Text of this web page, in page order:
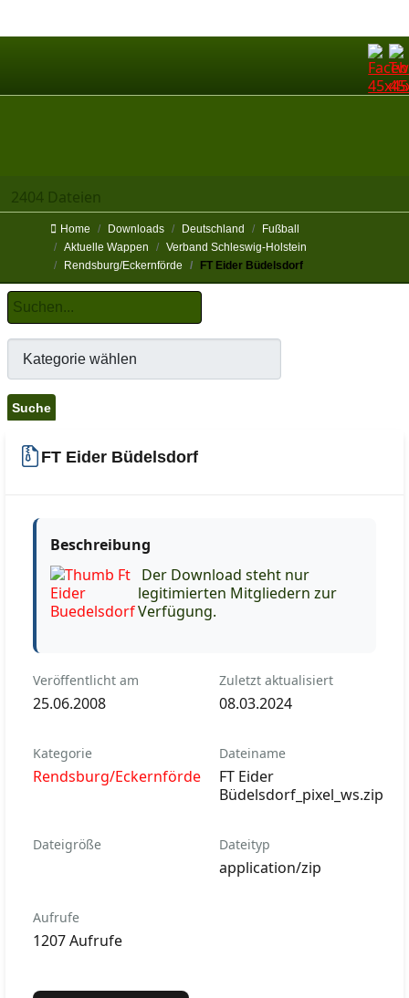
2404 Dateien
Home Downloads Deutschland
Fußball
Aktuelle Wappen
Verband Schleswig-Holstein
Rendsburg/Eckernförde
FT Eider Büdelsdorf
FT Eider Büdelsdorf
Beschreibung
Der Download steht nur
legitimierten Mitgliedern zur
Verfügung.
Veröffentlicht am
25.06.2008
Zuletzt aktualisiert
08.03.2024
Kategorie
Rendsburg/Eckernförde
Dateiname
FT Eider
Büdelsdorf_pixel_ws.zip
Dateigröße Dateityp
application/zip
Aufrufe
1207 Aufrufe